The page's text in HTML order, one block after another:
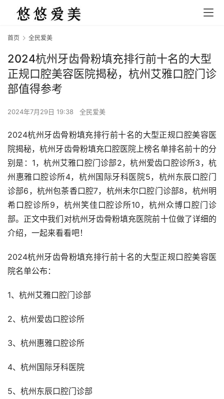
首页 全民爱美
2024杭州牙齿骨粉填充排行前十名的大型
正规口腔美容医院揭秘，杭州艾雅口腔门诊
部值得参考
2024年7月29日 19:38 全民爱美
2024杭州牙齿骨粉填充排行前十名的大型正规口腔美容医
院揭秘，杭州牙齿骨粉填充口腔医院上榜名单排名前十的分
别是：1，杭州艾雅口腔门诊部2，杭州爱齿口腔诊所3，杭
州惠雅口腔诊所4，杭州国际牙科医院5，杭州东辰口腔门
诊部6，杭州包茶香口腔7，杭州未尔口腔门诊部8，杭州明
希口腔诊所9，杭州笑佳口腔诊所10，杭州众博口腔门诊
部。正文中我们对杭州牙齿骨粉填充医院前十位做了详细的
介绍，一起来看看吧！
2024杭州牙齿骨粉填充排行前十名的大型正规口腔美容医
院名单公布：
1、杭州艾雅口腔门诊部
2、杭州爱齿口腔诊所
3、杭州惠雅口腔诊所
4、杭州国际牙科医院
5、杭州东辰口腔门诊部